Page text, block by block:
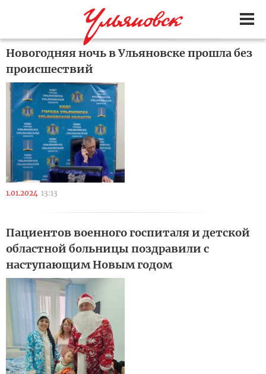
Новогодняя ночь в Ульяновске прошла без
происшествий
1.01.2024 13:13
Пациентов военного госпиталя и детской
областной больницы поздравили с
наступающим Новым годом